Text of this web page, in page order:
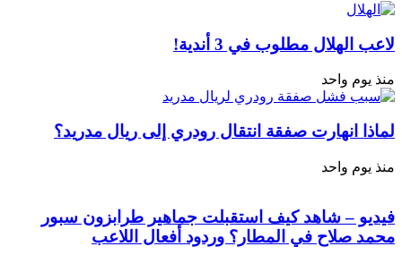
لاعب الهلال مطلوب في 3 أندية!
منذ يوم واحد
لماذا انهارت صفقة انتقال رودري إلى ريال مدريد؟
منذ يوم واحد
فيديو – شاهد كيف استقبلت جماهير طرابزون سبور
محمد صلاح في المطار؟ وردود أفعال اللاعب